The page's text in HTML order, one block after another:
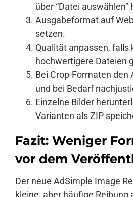
über “Datei auswählen”
Ausgabeformat auf
setzen.
Qualität anpassen, falls
hochwertigere Dateien
Bei Crop-Formaten den
und bei Bedarf
Einzelne Bilder
Varianten als ZIP
Fazit: Weniger
vor dem
Der neue AdSimple Image
kleine, aber häufige Reibung